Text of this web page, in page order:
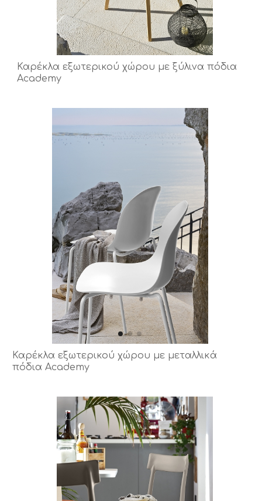
Καρέκλα εξωτερικού χώρου με ξύλινα πόδια
Academy
Καρέκλα εξωτερικού χώρου με μεταλλικά
πόδια Academy